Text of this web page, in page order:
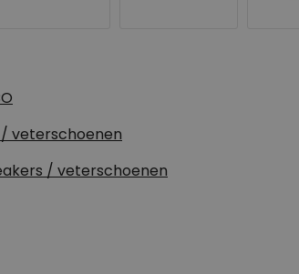
veterschoenen
/ veterschoenen